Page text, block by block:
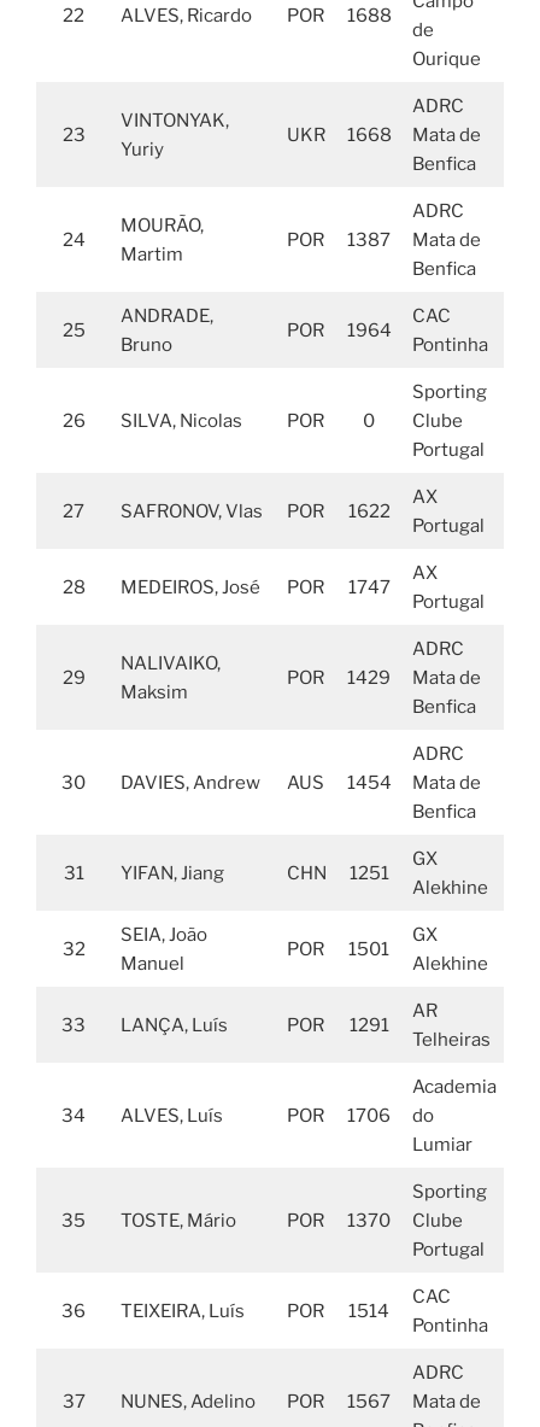
22 ALVES, Ricardo POR 1688
de
Ourique
23
VINTONYAK,
Yuriy
UKR 1668
ADRC
Mata de
Benfica
24
MOURÃO,
Martim
POR 1387
ADRC
Mata de
Benfica
25
ANDRADE,
Bruno
POR 1964
CAC
Pontinha
26 SILVA, Nicolas POR 0
Sporting
Clube
Portugal
27 SAFRONOV, Vlas POR 1622
AX
Portugal
28 MEDEIROS, José POR 1747
AX
Portugal
29
NALIVAIKO,
Maksim
POR 1429
ADRC
Mata de
Benfica
30 DAVIES, Andrew AUS 1454
ADRC
Mata de
Benfica
31 YIFAN, Jiang CHN 1251
GX
Alekhine
32
SEIA, João
Manuel
POR 1501
GX
Alekhine
33 LANÇA, Luís POR 1291
AR
Telheiras
34 ALVES, Luís POR 1706
Academia
do
Lumiar
35 TOSTE, Mário POR 1370
Sporting
Clube
Portugal
36 TEIXEIRA, Luís POR 1514
CAC
Pontinha
37 NUNES, Adelino POR 1567
ADRC
Mata de